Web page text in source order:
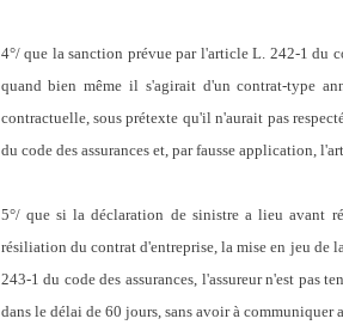
4°/ que la sanction prévue par l'article L. 242-1 du
quand bien même il s'agirait d'un contrat-type
contractuelle, sous prétexte qu'il n'aurait pas
du code des assurances et, par fausse application,
5°/ que si la déclaration de sinistre a lieu avant
résiliation du contrat d'entreprise, la mise en jeu de
243-1 du code des assurances, l'assureur n'est pas
dans le délai de 60 jours, sans avoir à